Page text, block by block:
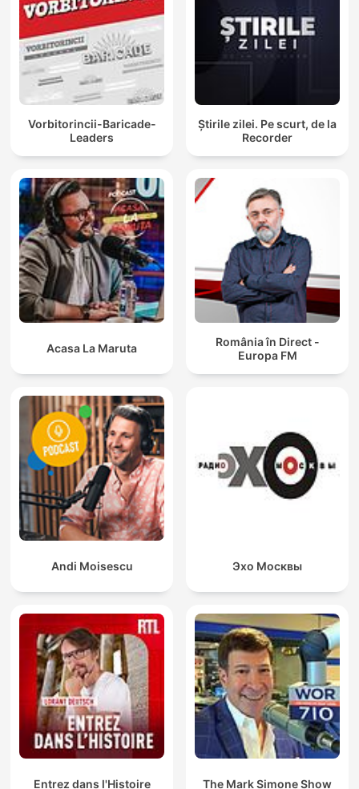
Vorbitorincii-Baricade-
Leaders
Știrile zilei. Pe scurt, de la
Recorder
Acasa La Maruta
România în Direct -
Europa FM
Andi Moisescu Эхо Москвы
Entrez dans l'Histoire The Mark Simone Show